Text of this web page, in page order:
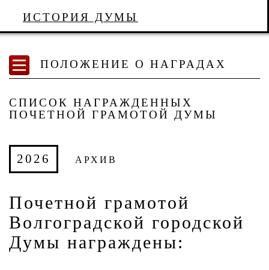
ИСТОРИЯ ДУМЫ
ПОЛОЖЕНИЕ О НАГРАДАХ
СПИСОК НАГРАЖДЕННЫХ
ПОЧЕТНОЙ ГРАМОТОЙ ДУМЫ
2026 АРХИВ
Почетной грамотой
Волгоградской городской
Думы награждены: